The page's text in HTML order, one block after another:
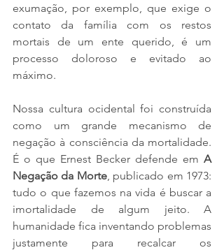
exumação, por exemplo, que exige o
contato da família com os restos
mortais de um ente querido, é um
processo doloroso e evitado ao
máximo.
Nossa cultura ocidental foi construída
como um grande mecanismo de
negação à consciência da mortalidade.
É o que Ernest Becker defende em A
Negação da Morte, publicado em 1973:
tudo o que fazemos na vida é buscar a
imortalidade de algum jeito. A
humanidade fica inventando problemas
justamente para recalcar os